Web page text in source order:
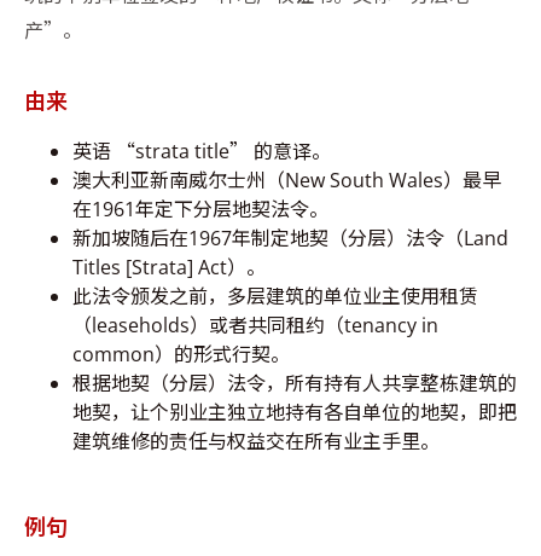
产”。
由来
英语 “strata title” 的意译。
澳大利亚新南威尔士州（New South Wales）最早
在1961年定下分层地契法令。
新加坡随后在1967年制定地契（分层）法令（Land
Titles [Strata] Act）。
此法令颁发之前，多层建筑的单位业主使用租赁
（leaseholds）或者共同租约（tenancy in
common）的形式行契。
根据地契（分层）法令，所有持有人共享整栋建筑的
地契，让个别业主独立地持有各自单位的地契，即把
建筑维修的责任与权益交在所有业主手里。
例句